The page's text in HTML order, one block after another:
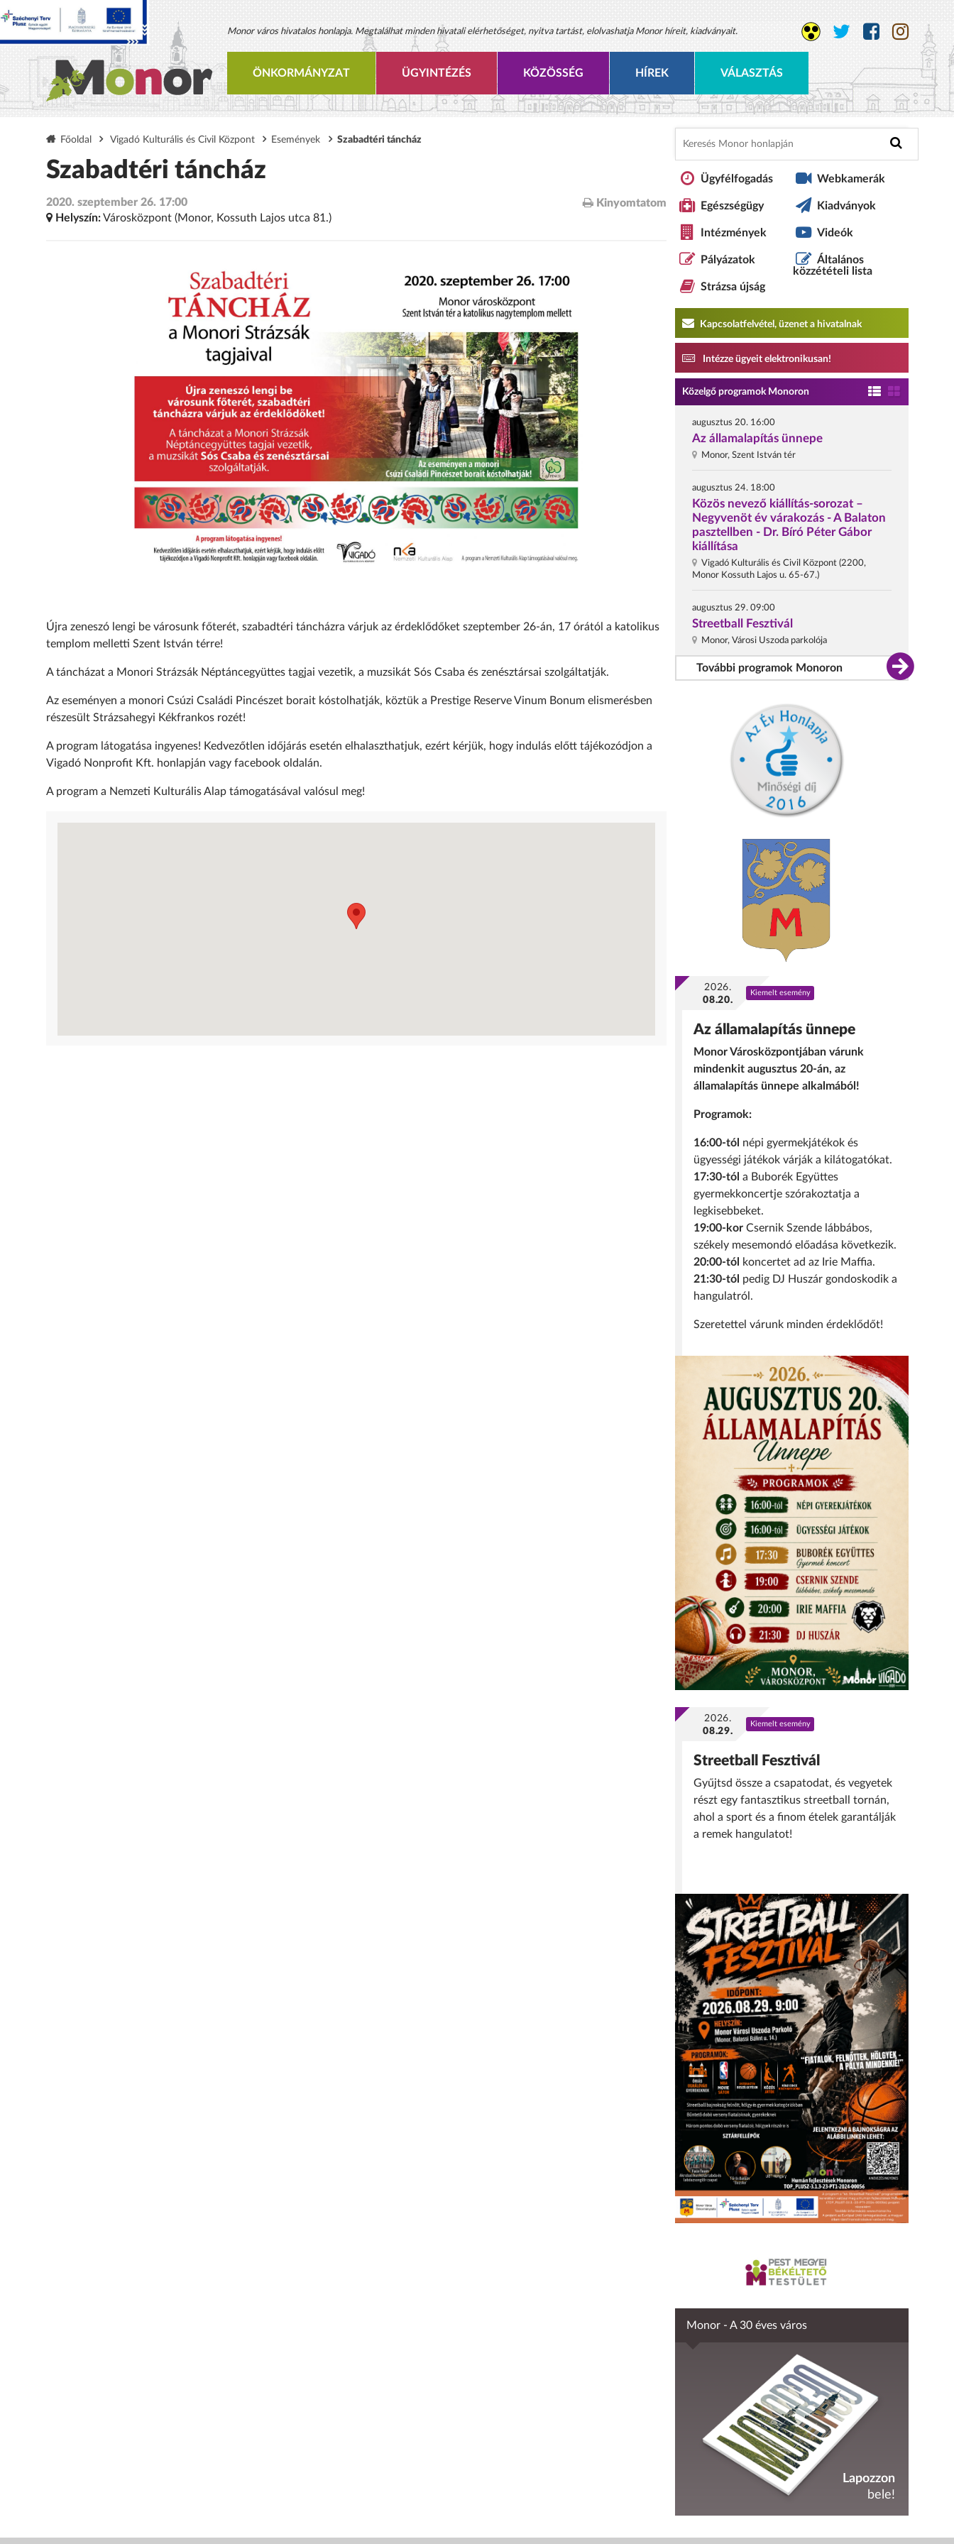
Monor város hivatalos honlapja. Megtalálhat minden hivatali elérhetőséget, nyitva tartást, elolvashatja Monor híreit, kiadványait.
ÖNKORMÁNYZAT ÜGYINTÉZÉS KÖZÖSSÉG HÍREK VÁLASZTÁS
Főoldal Vigadó Kulturális és Civil Központ Események Szabadtéri táncház
Szabadtéri táncház
2020. szeptember 26. 17:00
Helyszín:Városközpont (Monor, Kossuth Lajos utca 81.)
Kinyomtatom
Újra zeneszó lengi be városunk főterét, szabadtéri táncházra várjuk az érdeklődőket szeptember 26-án, 17 órától a katolikus
templom melletti Szent István térre!
A táncházat a Monori Strázsák Néptáncegyüttes tagjai vezetik, a muzsikát Sós Csaba és zenésztársai szolgáltatják.
Az eseményen a monori Csúzi Családi Pincészet borait kóstolhatják, köztük a Prestige Reserve Vinum Bonum elismerésben
részesült Strázsahegyi Kékfrankos rozét!
A program látogatása ingyenes! Kedvezőtlen időjárás esetén elhalaszthatjuk, ezért kérjük, hogy indulás előtt tájékozódjon a
Vigadó Nonprofit Kft. honlapján vagy facebook oldalán.
A program a Nemzeti Kulturális Alap támogatásával valósul meg!
Ügyfélfogadás
Egészségügy
Intézmények
Pályázatok
Strázsa újság
Webkamerák
Kiadványok
Videók
Általános
közzétételi lista
Kapcsolatfelvétel, üzenet a hivatalnak
Intézze ügyeit elektronikusan!
Közelgő programok Monoron
augusztus 20. 16:00
Az államalapítás ünnepe
Monor, Szent István tér
augusztus 24. 18:00
Közös nevező kiállítás-sorozat –
Negyvenöt év várakozás - A Balaton
pasztellben - Dr. Bíró Péter Gábor
kiállítása
Vigadó Kulturális és Civil Központ (2200,
Monor Kossuth Lajos u. 65-67.)
augusztus 29. 09:00
Streetball Fesztivál
Monor, Városi Uszoda parkolója
További programok Monoron
2026.
08.20.
Kiemelt esemény
Az államalapítás ünnepe
Monor Városközpontjában várunk
mindenkit augusztus 20-án, az
államalapítás ünnepe alkalmából!
Programok:
16:00-tól népi gyermekjátékok és
ügyességi játékok várják a kilátogatókat.
17:30-tól a Buborék Együttes
gyermekkoncertje szórakoztatja a
legkisebbeket.
19:00-kor Csernik Szende lábbábos,
székely mesemondó előadása következik.
20:00-tól
koncertet ad az Irie Maffia.
21:30-tól pedig DJ Huszár gondoskodik a
hangulatról.
Szeretettel várunk minden érdeklődőt!
2026.
08.29.
Kiemelt esemény
Streetball Fesztivál
Gyűjtsd össze a csapatodat, és vegyetek
részt egy fantasztikus streetball tornán,
ahol a sport és a finom ételek garantálják
a remek hangulatot!
Monor - A 30 éves város
Lapozzon
bele!